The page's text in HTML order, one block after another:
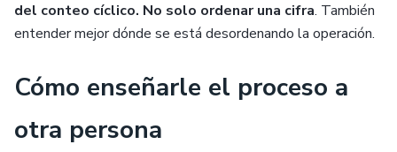
del conteo cíclico. No solo ordenar una cifra. También
entender mejor dónde se está desordenando la operación.
Cómo enseñarle el proceso a
otra persona